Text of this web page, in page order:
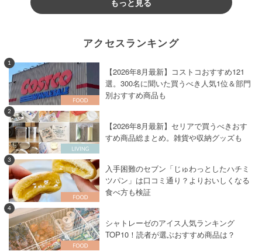
アクセスランキング
1
【2026年8月最新】コストコおすすめ121
選。300名に聞いた買うべき人気1位＆部門
別おすすめ商品も
2
【2026年8月最新】セリアで買うべきおす
すめ商品総まとめ。雑貨や収納グッズも
3
入手困難のセブン「じゅわっとしたハチミ
ツパン」は口コミ通り？よりおいしくなる
食べ方も検証
4
シャトレーゼのアイス人気ランキング
TOP10！読者が選ぶおすすめ商品は？